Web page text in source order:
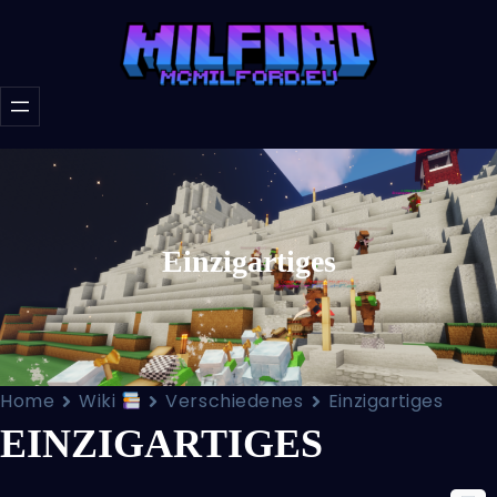
Einzigartiges
Home Wiki Verschiedenes Einzigartiges
EINZIGARTIGES